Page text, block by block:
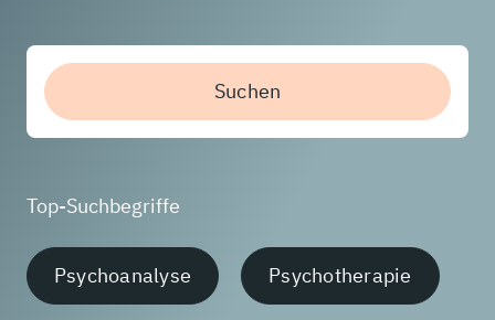
Suchen
Top-Suchbegriffe
Psychoanalyse Psychotherapie